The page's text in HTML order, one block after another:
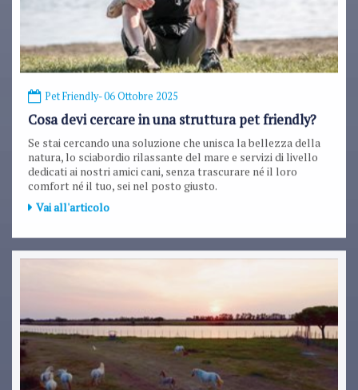
Pet Friendly- 06 Ottobre 2025
Cosa devi cercare in una struttura pet friendly?
Se stai cercando una soluzione che unisca la bellezza della
natura, lo sciabordio rilassante del mare e servizi di livello
dedicati ai nostri amici cani, senza trascurare né il loro
comfort né il tuo, sei nel posto giusto.
Vai all'articolo